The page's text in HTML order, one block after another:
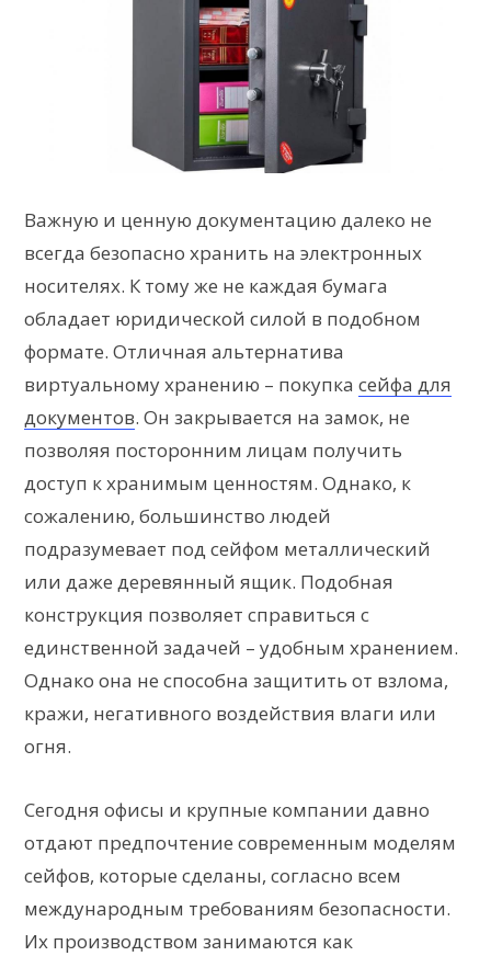
Важную и ценную документацию далеко не
всегда безопасно хранить на электронных
носителях. К тому же не каждая бумага
обладает юридической силой в подобном
формате. Отличная альтернатива
виртуальному хранению – покупка сейфа для
документов. Он закрывается на замок, не
позволяя посторонним лицам получить
доступ к хранимым ценностям. Однако, к
сожалению, большинство людей
подразумевает под сейфом металлический
или даже деревянный ящик. Подобная
конструкция позволяет справиться с
единственной задачей – удобным хранением.
Однако она не способна защитить от взлома,
кражи, негативного воздействия влаги или
огня.
Сегодня офисы и крупные компании давно
отдают предпочтение современным моделям
сейфов, которые сделаны, согласно всем
международным требованиям безопасности.
Их производством занимаются как